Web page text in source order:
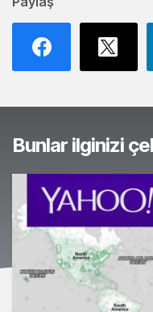
Bunlar ilginizi